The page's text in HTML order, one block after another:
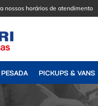
nossos horários de atendimento
PICKUPS & VANS